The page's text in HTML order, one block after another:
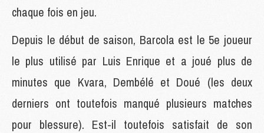
chaque fois en jeu.
Depuis le début de saison, Barcola est le 5e joueur
le plus utilisé par Luis Enrique et a joué plus de
minutes que Kvara, Dembélé et Doué (les deux
derniers ont toutefois manqué plusieurs matches
pour blessure). Est-il toutefois satisfait de son